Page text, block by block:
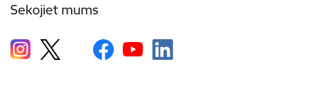
Sekojiet mums